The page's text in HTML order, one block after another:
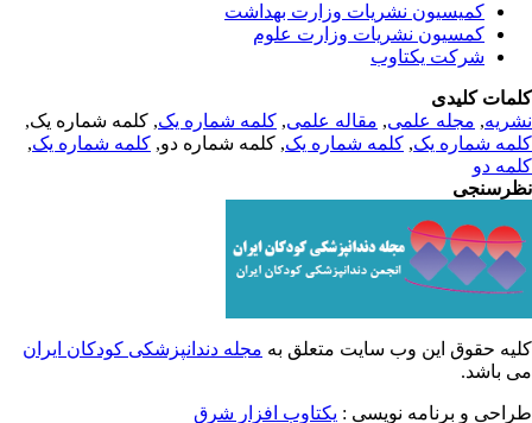
کمیسیون نشریات وزارت بهداشت
کمسیون نشریات وزارت علوم
شرکت یکتاوب
کلیدی
,مجله علمی, مقاله علمی, کلمه شماره یک, کلمه شماره یک,
شماره یک,کلمه شماره یک, کلمه شماره دو,کلمه شماره یک,
دو
حقوق این وب سایت متعلق بهمجله دندانپزشکی کودکان ایران
باشد.
و برنامه نویسی : یکتاوب افزار شرق